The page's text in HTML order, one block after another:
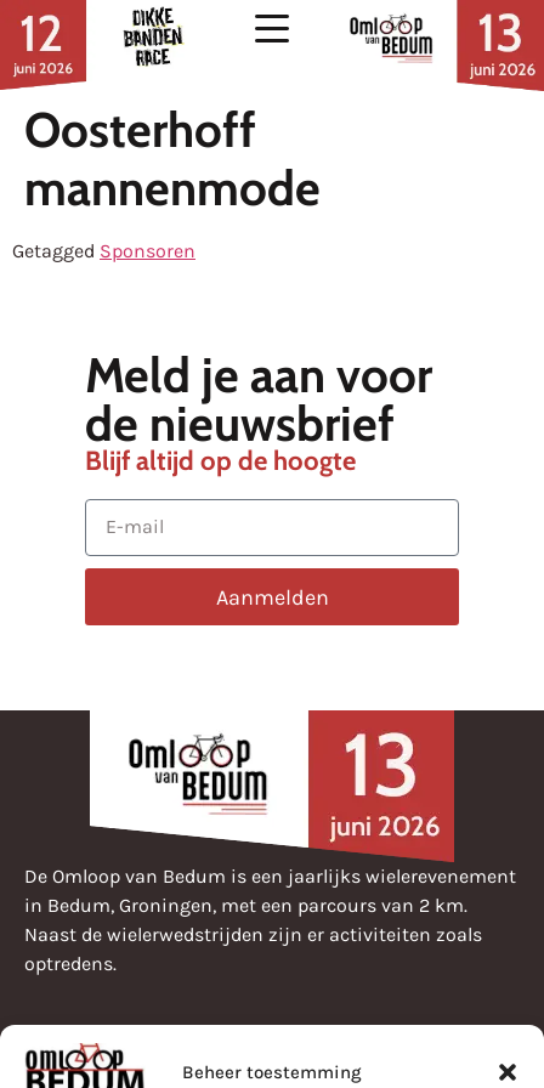
Beheer toestemming
Oosterhoff
mannenmode
Getagged Sponsoren
Meld je aan voor
de nieuwsbrief
Blijf altijd op de hoogte
Aanmelden
De Omloop van Bedum is een jaarlijks wielerevenement
in Bedum, Groningen, met een parcours van 2 km.
Naast de wielerwedstrijden zijn er activiteiten zoals
optredens.
Pearle Omloop van Bedum